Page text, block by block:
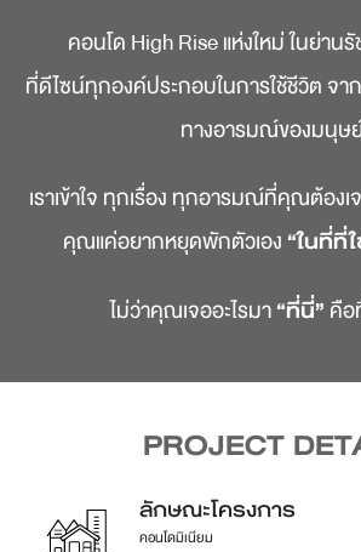
คอนโด High Rise แห่งใหม่ ในย่าน
ที่ดีไซน์ทุกองค์ประกอบในการใช้ชีวิต จา
ทางอารมณ์ของมนุษ
เราเข้าใจ ทุกเรื่อง ทุกอารมณ์ที่คุณต้องเ
คุณแค่อยากหยุดพักตัวเอง“ในที่ที่
ไม่ว่าคุณเจออะไรมา“ที่นี่”คื
PROJECT
ลักษณะโครงการ
คอนโดมิเนียม